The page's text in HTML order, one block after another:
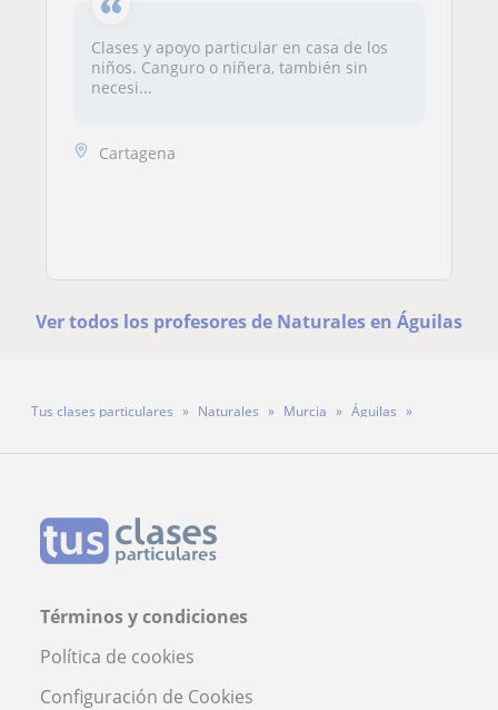
Clases y apoyo particular en casa de los
niños. Canguro o niñera, también sin
necesi...
Cartagena
Ver todos los profesores de Naturales en Águilas
Tus clases particulares Naturales Murcia
Águilas
Términos y condiciones
Política de cookies
Configuración de Cookies